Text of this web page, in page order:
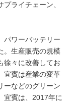
ライチェーン、
パワーバッテリー
。生産販売の規模
徐々に改善してお
宜賓は産業の変革
ーなどのグリーン
宜賓は、2017年に